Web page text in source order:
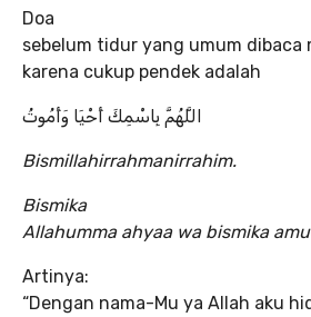
Doa
sebelum tidur yang umum
karena cukup pendek adalah
اللَّهُمَّ بِاسْمِكَ أَحْيَا وَأَمُوتُ
Bismillahirrahmanirrahim.
Bismika
Allahumma ahyaa wa bismika
Artinya:
“Dengan nama-Mu ya Allah aku